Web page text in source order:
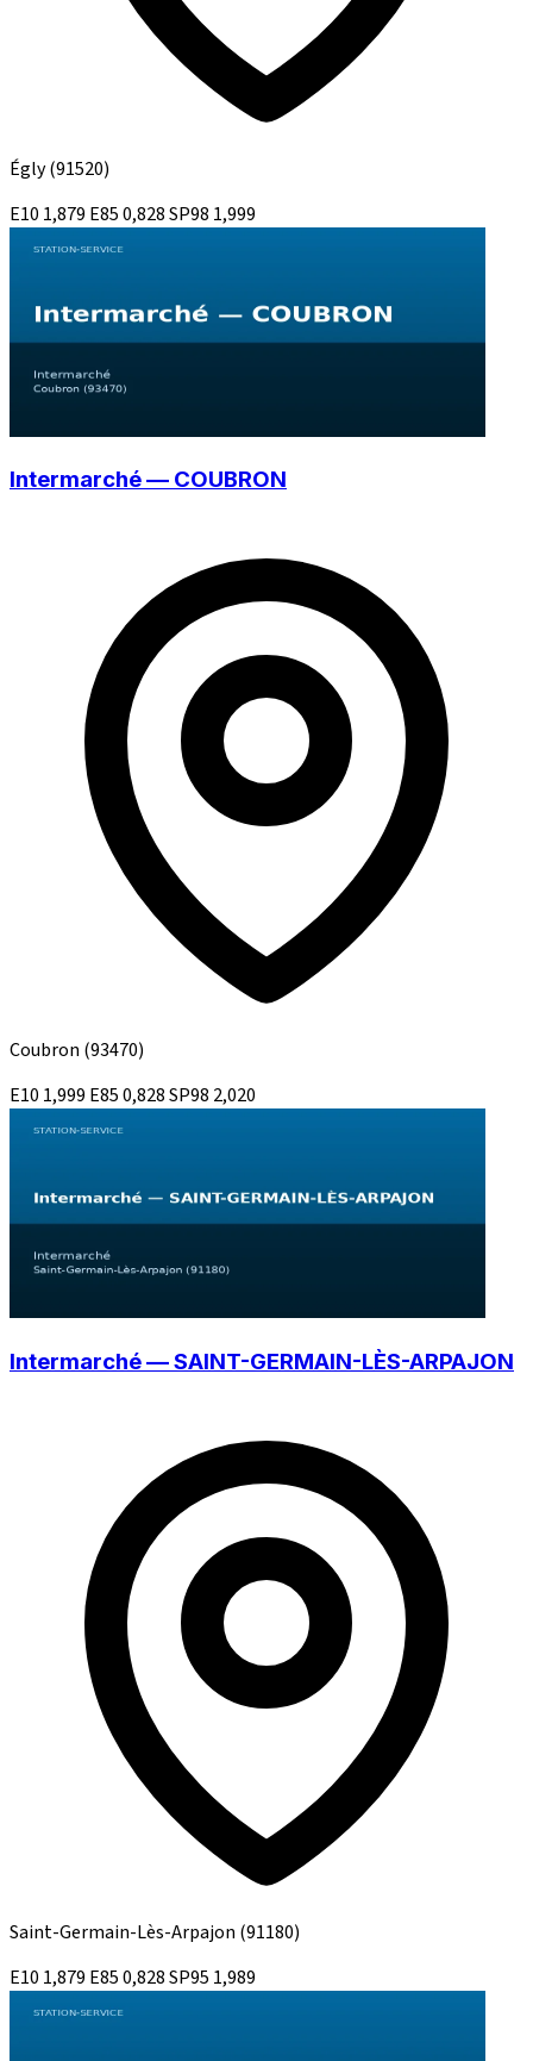
Égly(91520)
E10 1,879 E850,828SP98 1,999
Intermarché — COUBRON
Coubron (93470)
E10 1,999 E850,828SP98 2,020
Intermarché — SAINT-GERMAIN-LÈS-ARPAJON
Saint-Germain-Lès-Arpajon (91180)
E10 1,879 E850,828SP95 1,989